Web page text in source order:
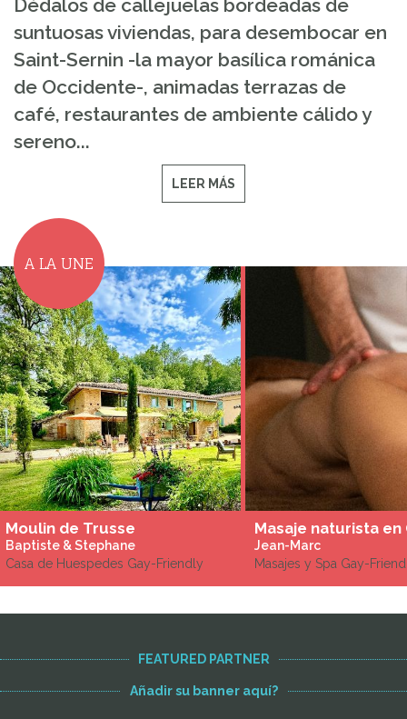
Dédalos de callejuelas bordeadas de
suntuosas viviendas, para desembocar en
Saint-Sernin -la mayor basílica románica
de Occidente-, animadas terrazas de
café, restaurantes de ambiente cálido y
sereno...
LEER MÁS
A LA UNE
Moulin de Trusse
Baptiste & Stephane
Casa de Huespedes Gay-Friendly
Jean-Marc
Masajes y Spa Gay-
FEATURED PARTNER
Añadir su banner aquí?